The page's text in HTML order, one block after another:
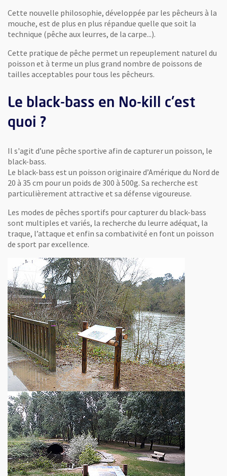
Cette nouvelle philosophie, développée par les pêcheurs à la
mouche, est de plus en plus répandue quelle que soit la
technique (pêche aux leurres, de la carpe...).
Cette pratique de pêche permet un repeuplement naturel du
poisson et à terme un plus grand nombre de poissons de
tailles acceptables pour tous les pêcheurs.
Le black-bass en No-kill c'est
quoi ?
Il s'agit d’une pêche sportive afin de capturer un poisson, le
black-bass.
Le black-bass est un poisson originaire d’Amérique du Nord de
20 à 35 cm pour un poids de 300 à 500g. Sa recherche est
particulièrement attractive et sa défense vigoureuse.
Les modes de pêches sportifs pour capturer du black-bass
sont multiples et variés, la recherche du leurre adéquat, la
traque, l’attaque et enfin sa combativité en font un poisson
de sport par excellence.